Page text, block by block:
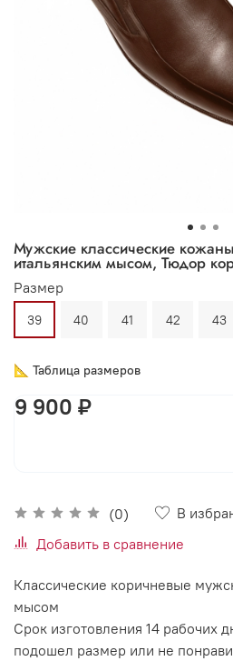
Мужские классические
итальянским мысом, Тюдор
(0)
В
Добавить в сравнение
Размер
39 40 41 42 43
📐 Таблица размеров
9 900 ₽
Классические коричневые
мысом
Срок изготовления 14 рабочих
подошел размер или не